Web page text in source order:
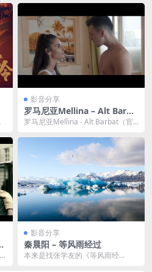
影音分享
罗马尼亚Mellina – Alt Barba
t（官方MV）小语种
罗马尼亚Mellina - Alt Barbat（官
影音分享
秦晨阳 – 等风雨经过
本来是找张学友的《等风雨经